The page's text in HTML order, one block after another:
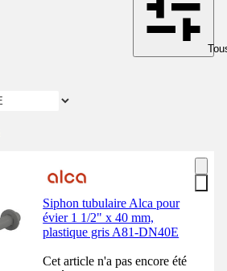
Siphon tubulaire Alca pour
évier 1 1/2" x 40 mm,
plastique gris A81-DN40E
Cet article n'a pas encore été